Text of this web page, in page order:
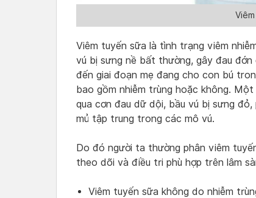
Viêm tuyến sữa là tình trạng viêm
vú bị sưng nề bất thường, gây đau
đến giai đoạn mẹ đang cho con bú
bao gồm nhiễm trùng hoặc không.
qua cơn đau dữ dội, bầu vú bị sưng
mủ tập trung trong các mô vú.
Do đó người ta thường phân viêm
theo dõi và điều tri phù hợp trên lâm
Viêm tuyến sữa không do nhiễm